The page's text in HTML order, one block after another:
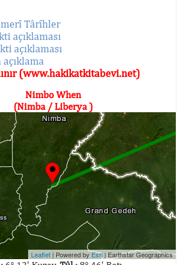
Târîhler
açıklaması
açıklaması
açıklama
(www.hakikatkitabevi.net)
Nimbo When
(Nimba / Liberya )
Leaflet | Powered byEsri | Earthstar Geographics